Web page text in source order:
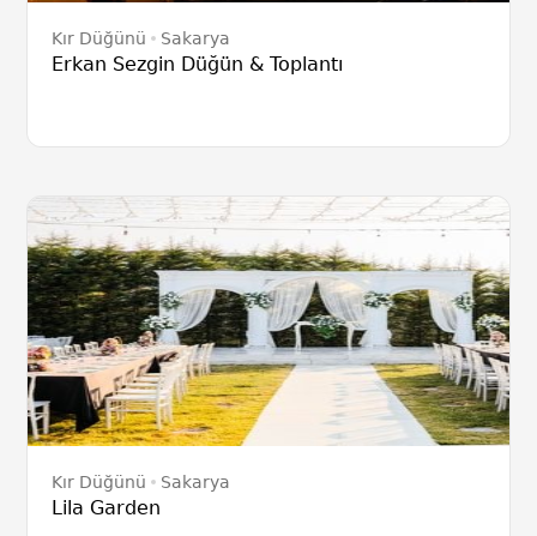
Kır Düğünü Sakarya
Erkan Sezgin Düğün & Toplantı
Kır Düğünü Sakarya
Lila Garden